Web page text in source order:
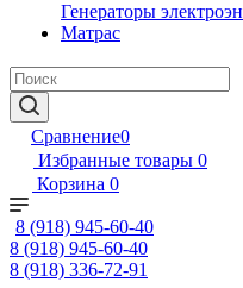
Генераторы
Матрас
Сравнение0
Избранные товары 0
Корзина 0
8 (918) 945-60-40
8 (918) 945-60-40
8 (918) 336-72-91